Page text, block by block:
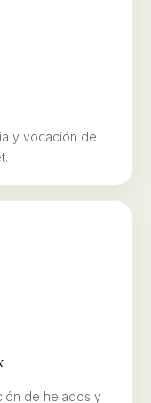
y vocación de
de helados y